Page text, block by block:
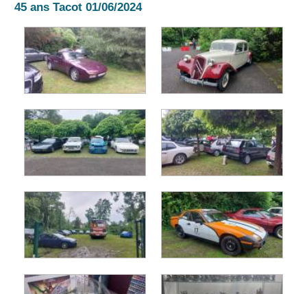
45 ans Tacot 01/06/2024